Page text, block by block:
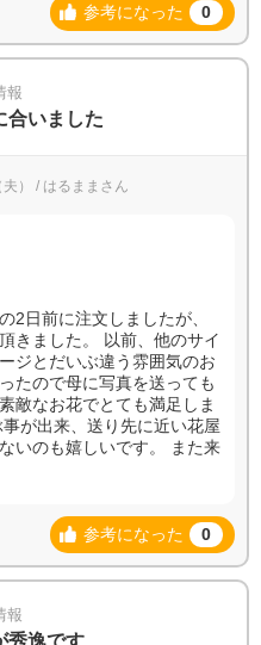
参考になった 0
報
合いました
） / はるままさん
2日前に注文しましたが、
きました。 以前、他のサイ
ジとだいぶ違う雰囲気のお
たので母に写真を送っても
敵なお花でとても満足しま
が出来、送り先に近い花屋
いのも嬉しいです。 また来
参考になった 0
報
秀逸です